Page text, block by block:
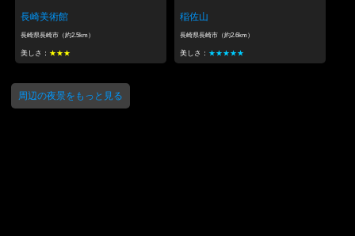
長崎美術館
長崎県長崎市（約2.5km）
美しさ： ★★★
稲佐山
長崎県長崎市（約2.6km）
美しさ： ★★★★★
周辺の夜景をもっと見る